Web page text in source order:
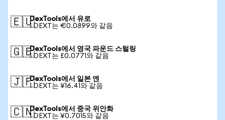
🇪🇺DexTools에서 유로
1 DEXT는 €0.0899와 같음
🇬🇧DexTools에서 영국 파운드 스털링
1 DEXT는 £0.0771와 같음
🇯🇵DexTools에서 일본 엔
1 DEXT는 ¥16.41와 같음
🇨🇳DexTools에서 중국 위안화
1 DEXT는 ¥0.7015와 같음